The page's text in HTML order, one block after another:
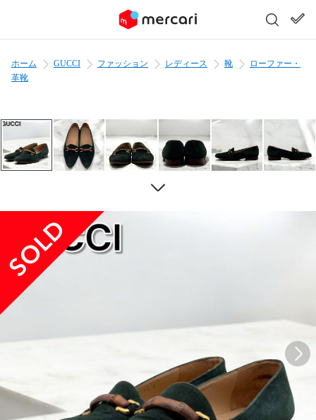
ホーム GUCCI ファッション レディース 靴
ローファー・
革靴